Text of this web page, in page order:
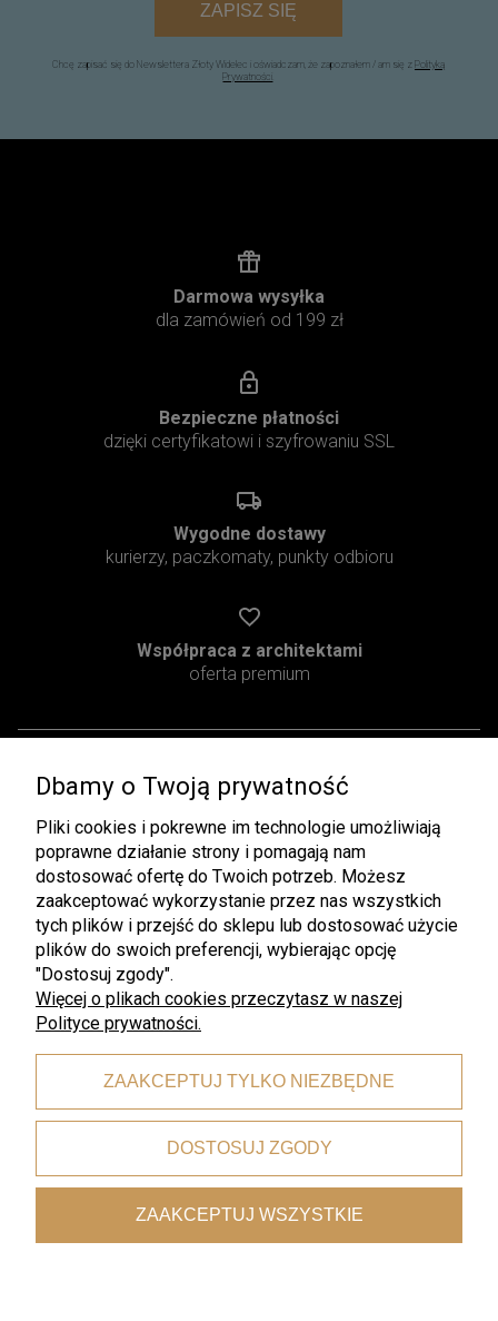
ZAPISZ SIĘ
Chcę zapisać się do Newslettera Złoty Widelec i oświadczam, że zapoznałem / am się z Polityką
Prywatności
Darmowa wysyłka
dla zamówień od 199 zł
Bezpieczne płatności
dzięki certyfikatowi i szyfrowaniu SSL
Wygodne dostawy
kurierzy, paczkomaty, punkty odbioru
Współpraca z architektami
oferta premium
Zwroty i Reklamacje
Pliki do pobrania
Twoje zamówienia
Ustawienia konta
Przechowalnia
Płatności i dostawa
Czas i koszty dostawy
Formy płatności
Informacje
Rabaty
Kontakt
©2020 ZlotyWidelec. Wszelkie prawa zastrzeżone
Dbamy o Twoją prywatność
Pliki cookies i pokrewne im technologie umożliwiają
poprawne działanie strony i pomagają nam
dostosować ofertę do Twoich potrzeb. Możesz
zaakceptować wykorzystanie przez nas wszystkich
tych plików i przejść do sklepu lub dostosować użycie
plików do swoich preferencji, wybierając opcję
"Dostosuj zgody".
Więcej o plikach cookies przeczytasz w naszej
Polityce prywatności.
ZAAKCEPTUJ TYLKO NIEZBĘDNE
DOSTOSUJ ZGODY
ZAAKCEPTUJ WSZYSTKIE